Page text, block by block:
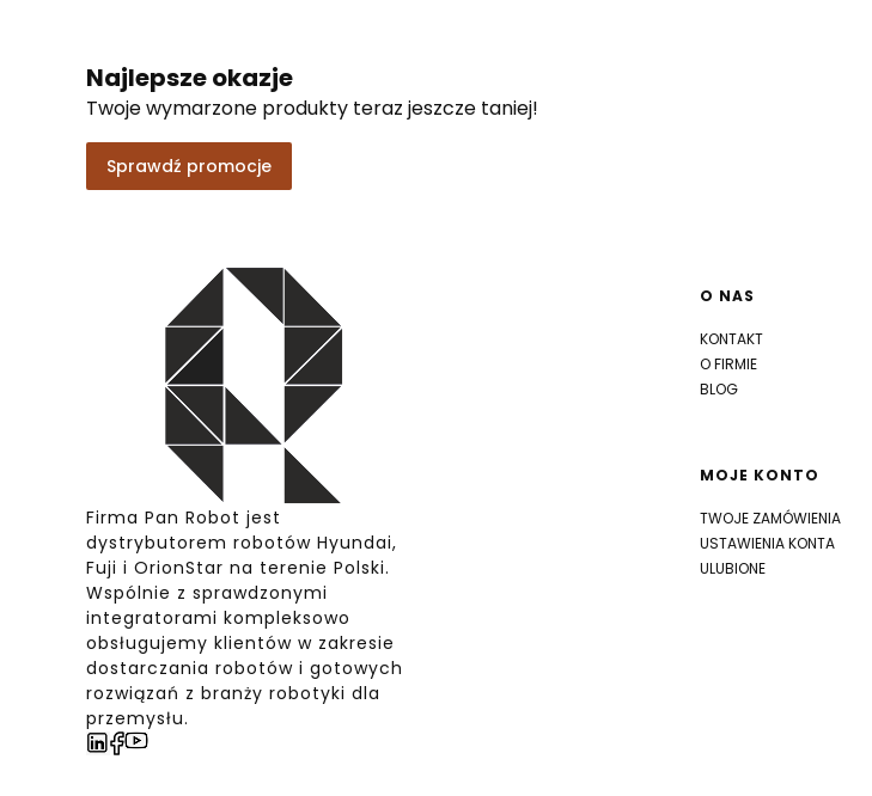
Najlepsze okazje
Twoje wymarzone produkty teraz jeszcze taniej!
Sprawdź promocje
Firma Pan Robot jest
dystrybutorem robotów Hyundai,
Fuji i OrionStar na terenie Polski.
Wspólnie z sprawdzonymi
integratorami kompleksowo
obsługujemy klientów w zakresie
dostarczania robotów i gotowych
rozwiązań z branży robotyki dla
przemysłu.
Linki w stopce
O NAS
KONTAKT
O FIRMIE
BLOG
MOJE KONTO
TWOJE ZAMÓWIENIA
USTAWIENIA KONTA
ULUBIONE